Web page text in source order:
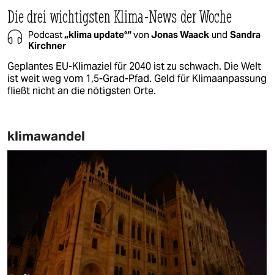
Die drei wichtigsten Klima-News der Woche
Podcast„klima update°“von Jonas Waack und Sandra
Kirchner
Geplantes EU-Klimaziel für 2040 ist zu schwach. Die Welt
ist weit weg vom 1,5-Grad-Pfad. Geld für Klimaanpassung
fließt nicht an die nötigsten Orte.
klimawandel